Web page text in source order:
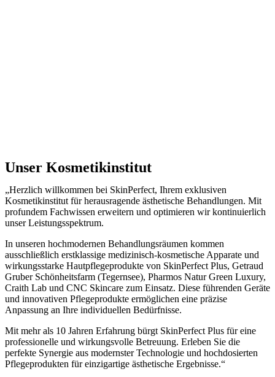
Unser Kosmetikinstitut
„Herzlich willkommen bei SkinPerfect, Ihrem exklusiven
Kosmetikinstitut für herausragende ästhetische Behandlungen. Mit
profundem Fachwissen erweitern und optimieren wir kontinuierlich
unser Leistungsspektrum.
In unseren hochmodernen Behandlungsräumen kommen
ausschließlich erstklassige medizinisch-kosmetische Apparate und
wirkungsstarke Hautpflegeprodukte von SkinPerfect Plus, Getraud
Gruber Schönheitsfarm (Tegernsee), Pharmos Natur Green Luxury,
Craith Lab und CNC Skincare zum Einsatz. Diese führenden Geräte
und innovativen Pflegeprodukte ermöglichen eine präzise
Anpassung an Ihre individuellen Bedürfnisse.
Mit mehr als 10 Jahren Erfahrung bürgt SkinPerfect Plus für eine
professionelle und wirkungsvolle Betreuung. Erleben Sie die
perfekte Synergie aus modernster Technologie und hochdosierten
Pflegeprodukten für einzigartige ästhetische Ergebnisse.“